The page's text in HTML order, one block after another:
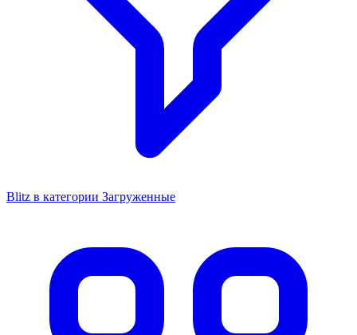
Blitz в категории Загруженные